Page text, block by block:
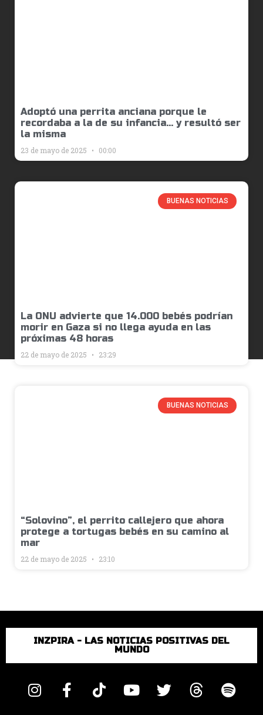
Adoptó una perrita anciana porque le
recordaba a la de su infancia… y resultó ser
la misma
23 de mayo de 2025 00:00
BUENAS NOTICIAS
La ONU advierte que 14.000 bebés podrían
morir en Gaza si no llega ayuda en las
próximas 48 horas
22 de mayo de 2025 23:29
BUENAS NOTICIAS
“Solovino”, el perrito callejero que ahora
protege a tortugas bebés en su camino al
mar
22 de mayo de 2025 23:10
INZPIRA - LAS NOTICIAS POSITIVAS DEL
MUNDO